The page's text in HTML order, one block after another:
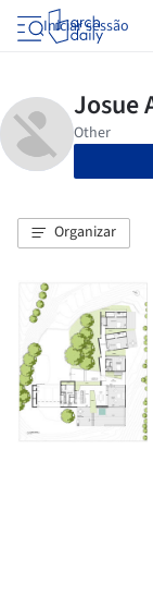
Iniciar sessão
Organizar